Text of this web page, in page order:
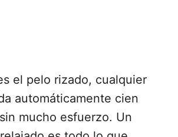
el pelo rizado, cualquier
automáticamente cien
mucho esfuerzo. Un